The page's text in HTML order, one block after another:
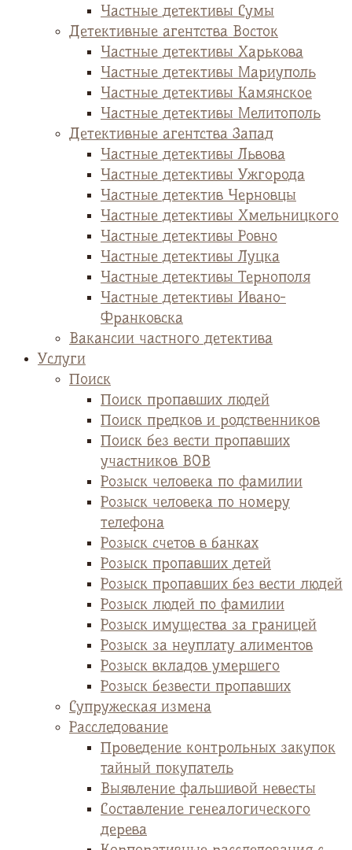
Частные детективы Сумы
Детективные агентства Восток
Частные детективы Харькова
Частные детективы Мариуполь
Частные детективы Камянское
Частные детективы Мелитополь
Детективные агентства Запад
Частные детективы Львова
Частные детективы Ужгорода
Частные детектив Черновцы
Частные детективы Хмельницкого
Частные детективы Ровно
Частные детективы Луцка
Частные детективы Тернополя
Частные детективы Ивано-
Франковска
Вакансии частного детектива
Услуги
Поиск
Поиск пропавших людей
Поиск предков и родственников
Поиск без вести пропавших
участников ВОВ
Розыск человека по фамилии
Розыск человека по номеру
телефона
Розыск счетов в банках
Розыск пропавших детей
Розыск пропавших без вести людей
Розыск людей по фамилии
Розыск имущества за границей
Розыск за неуплату алиментов
Розыск вкладов умершего
Розыск безвести пропавших
Супружеская измена
Расследование
Проведение контрольных закупок
тайный покупатель
Выявление фальшивой невесты
Cоставление генеалогического
дерева